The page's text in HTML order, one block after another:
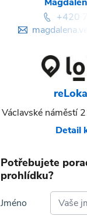
+420
Václavské náměstí
Detail
Potřebujete
prohlídku?
Jméno